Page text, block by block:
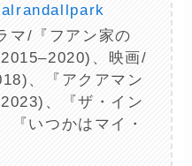
マ/『フアン家の
、映画/
、『アクアマン
、『ザ・イン
『いつかはマイ・